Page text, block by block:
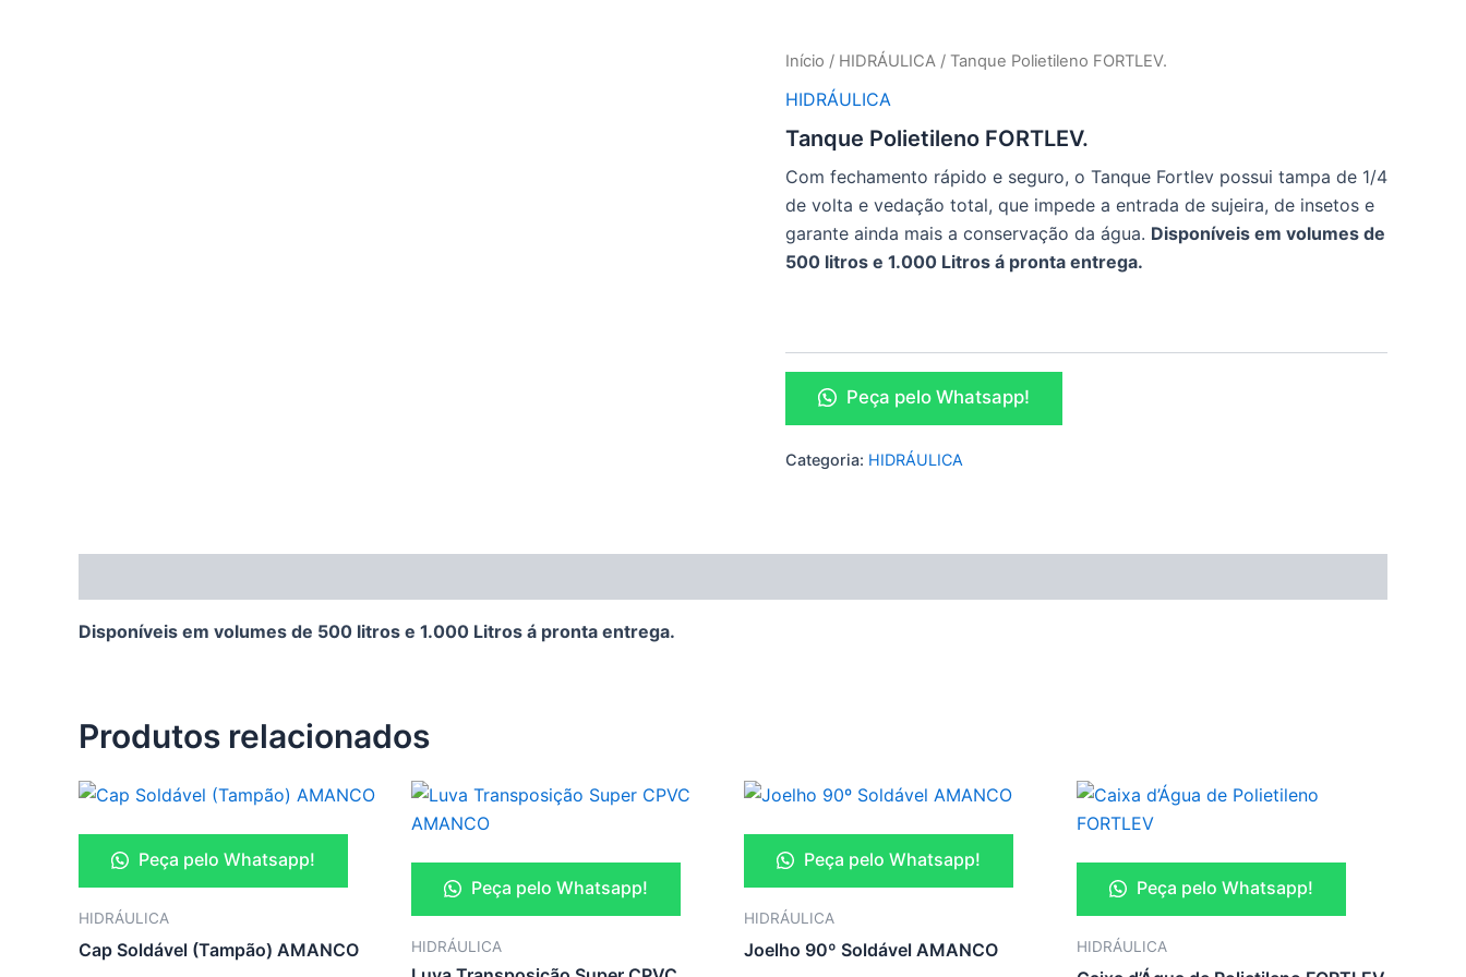
Início / HIDRÁULICA / Tanque Polietileno FORTLEV.
HIDRÁULICA
Tanque Polietileno FORTLEV.
Com fechamento rápido e seguro, o Tanque Fortlev possui tampa de 1/4
de volta e vedação total, que impede a entrada de sujeira, de insetos e
garante ainda mais a conservação da água. Disponíveis em volumes de
500 litros e 1.000 Litros á pronta entrega.
Peça pelo Whatsapp!
Categoria: HIDRÁULICA
Disponíveis em volumes de 500 litros e 1.000 Litros á pronta entrega.
Produtos relacionados
Peça pelo Whatsapp!
HIDRÁULICA
Cap Soldável (Tampão) AMANCO
Peça pelo Whatsapp!
HIDRÁULICA
Peça pelo Whatsapp!
HIDRÁULICA
Joelho 90º Soldável AMANCO
Peça pelo Whatsapp!
HIDRÁULICA